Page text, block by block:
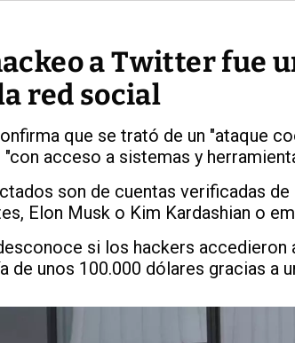
a Twitter fue
red social
que se trató de un "ataque
acceso a sistemas y
son de cuentas verificadas
Elon Musk o Kim Kardashian o
si los hackers
de unos 100.000 dólares gracias a